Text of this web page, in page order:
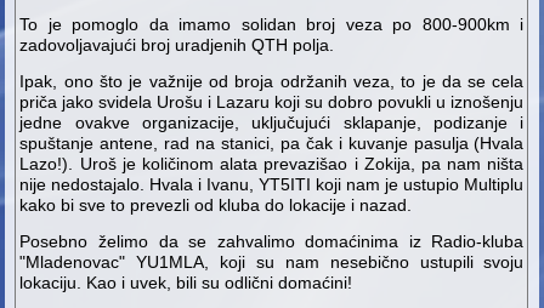
To je pomoglo da imamo solidan broj veza po 800-900km i
zadovoljavajući broj uradjenih QTH polja.
Ipak, ono što je važnije od broja održanih veza, to je da se cela
priča jako svidela Urošu i Lazaru koji su dobro povukli u iznošenju
jedne ovakve organizacije, uključujući sklapanje, podizanje i
spuštanje antene, rad na stanici, pa čak i kuvanje pasulja (Hvala
Lazo!). Uroš je količinom alata prevazišao i Zokija, pa nam ništa
nije nedostajalo. Hvala i Ivanu, YT5ITI koji nam je ustupio Multiplu
kako bi sve to prevezli od kluba do lokacije i nazad.
Posebno želimo da se zahvalimo domaćinima iz Radio-kluba
"Mladenovac" YU1MLA, koji su nam nesebično ustupili svoju
lokaciju. Kao i uvek, bili su odlični domaćini!